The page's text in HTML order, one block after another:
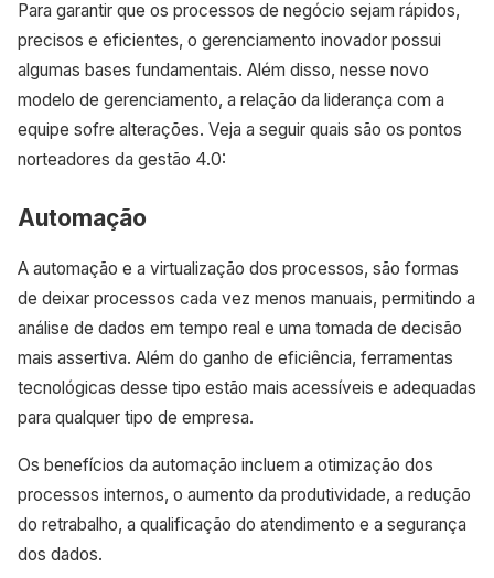
Para garantir que os processos de negócio sejam rápidos,
precisos e eficientes, o gerenciamento inovador possui
algumas bases fundamentais. Além disso, nesse novo
modelo de gerenciamento, a relação da liderança com a
equipe sofre alterações. Veja a seguir quais são os pontos
norteadores da gestão 4.0:
Automação
A automação e a virtualização dos processos, são formas
de deixar processos cada vez menos manuais, permitindo a
análise de dados em tempo real e uma tomada de decisão
mais assertiva. Além do ganho de eficiência, ferramentas
tecnológicas desse tipo estão mais acessíveis e adequadas
para qualquer tipo de empresa.
Os benefícios da automação incluem a otimização dos
processos internos, o aumento da produtividade, a redução
do retrabalho, a qualificação do atendimento e a segurança
dos dados.